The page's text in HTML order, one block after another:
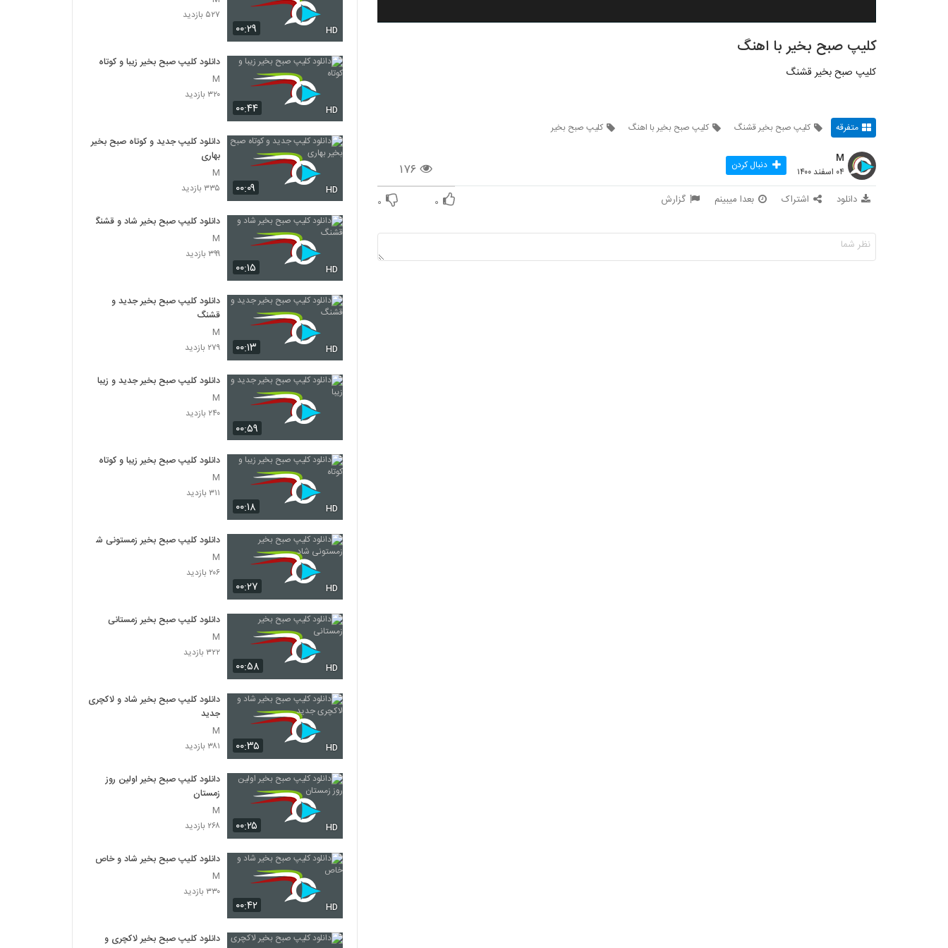
کلیپ صبح بخیر با اهنگ
کلیپ صبح بخیر قشنگ
متفرقه کلیپ صبح بخیر قشنگ کلیپ صبح بخیر با اهنگ کلیپ صبح بخیر
۱۷۶
M
۰۴ اسفند ۱۴۰۰ دنبال کردن
دانلود اشتراک بعدا میبینم گزارش ۰ ۰
۰۰:۲۹ HD
۵۲۷ بازدید
۰۰:۴۴ HD
دانلود کلیپ صبح بخیر زیبا و کوتاه
M
۳۲۰ بازدید
۰۰:۰۹ HD
دانلود کلیپ جدید و کوتاه صبح بخیر
بهاری
M
۳۳۵ بازدید
۰۰:۱۵ HD
دانلود کلیپ صبح بخیر شاد و قشنگ
M
۳۹۹ بازدید
۰۰:۱۳ HD
دانلود کلیپ صبح بخیر جدید و
قشنگ
M
۲۷۹ بازدید
۰۰:۵۹
دانلود کلیپ صبح بخیر جدید و زیبا
M
۲۴۰ بازدید
۰۰:۱۸ HD
دانلود کلیپ صبح بخیر زیبا و کوتاه
M
۳۱۱ بازدید
۰۰:۲۷ HD
دانلود کلیپ صبح بخیر زمستونی شاد
M
۲۰۶ بازدید
۰۰:۵۸ HD
دانلود کلیپ صبح بخیر زمستانی
M
۳۲۲ بازدید
۰۰:۳۵ HD
دانلود کلیپ صبح بخیر شاد و لاکچری
جدید
M
۳۸۱ بازدید
۰۰:۲۵ HD
دانلود کلیپ صبح بخیر اولین روز
زمستان
M
۲۶۸ بازدید
۰۰:۴۲ HD
دانلود کلیپ صبح بخیر شاد و خاص
M
۳۳۰ بازدید
دانلود کلیپ صبح بخیر لاکچری و